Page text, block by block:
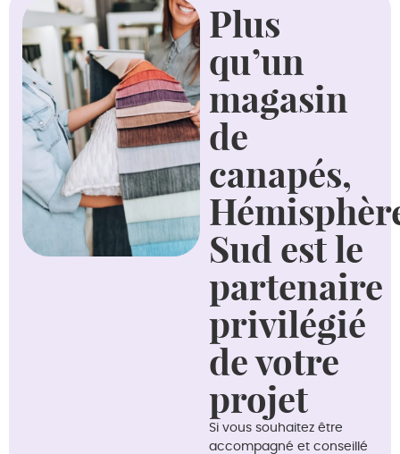
Plus
qu’un
magasin
de
canapés,
Sud est le
partenaire
privilégié
de votre
projet
Si vous souhaitez être
accompagné et conseillé